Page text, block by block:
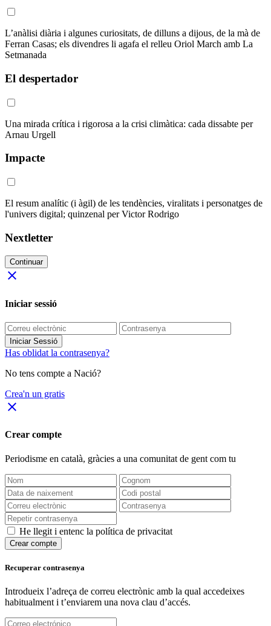
L’anàlisi diària i algunes curiositats, de dilluns a dijous, de la mà de
Ferran Casas; els divendres li agafa el relleu Oriol March amb La
Setmanada
El despertador
Una mirada crítica i rigorosa a la crisi climàtica: cada dissabte per
Arnau Urgell
Impacte
El resum analític (i àgil) de les tendències, viralitats i personatges de
l'univers digital; quinzenal per Victor Rodrigo
Nextletter
Continuar
close
Iniciar sessió
Iniciar Sessió
Has oblidat la contrasenya?
No tens compte a Nació?
Crea'n un gratis
close
Crear compte
Periodisme en català, gràcies a una comunitat de gent com tu
He llegit i entenc la política de privacitat
Crear compte
Recuperar contrasenya
Introdueix l’adreça de correu electrònic amb la qual accedeixes
habitualment i t’enviarem una nova clau d’accés.